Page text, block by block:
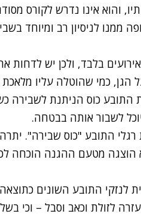
והוא אינו נדרש לקורס
ממנו לניסיון רב ומיוחד
בלבד, ולכן יש לדחות
הגן, כמי שהוטלה עליו
התובע כוס הניתנת לשבירה
לשבור אותה בבטחה.
התובע "כוס שבירה".
הוצגה מטעם ההגנה הוכחה
לנזקי התובע השונים
לזולת וכאב וסבל – וכי